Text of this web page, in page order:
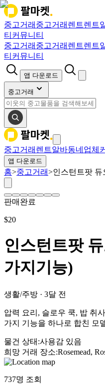
중고거래 중고거래 렌트렌트
티 커뮤니티
중고거래 중고거래 렌트렌트
티 커뮤니티
앱 다운로드
중고거래
중고거래 렌트알바동네업체
앱 다운로드
홈>중고거래>인스턴트팟 듀
판매완료
$20
인스턴트팟
가지기능)
생활/주방 · 3달 전
압력 요리, 슬로우 쿡, 밥 취
가지 기능을 하나로 합친 모
물건 상태 :사용감 있음
희망 거래 장소:Rosemead,
737명 조회